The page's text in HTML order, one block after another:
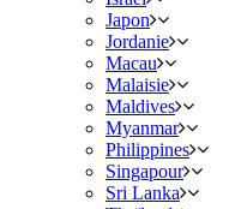
Japon
Jordanie
Macau
Malaisie
Maldives
Myanmar
Philippines
Singapour
Sri Lanka